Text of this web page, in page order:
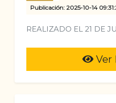
Publicación: 2025-10-14
REALIZADO EL 21 DE
Ver